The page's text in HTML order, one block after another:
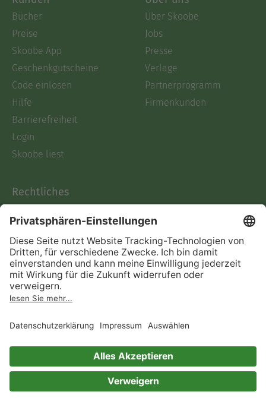
Bücher
Preise
Skoobe App
Geschenkgutscheine
Code einlösen
Hilfe
Barrierefreiheit
Login
Skoobe liest
Über Skoobe
Jobs
Presse
Verlage
Partnerprogramm
Firmenkunden
Rechtliches
AGB
Informationen nach Data
Act
Verträge hier kündigen
Impressum
Immer ein gutes Buch